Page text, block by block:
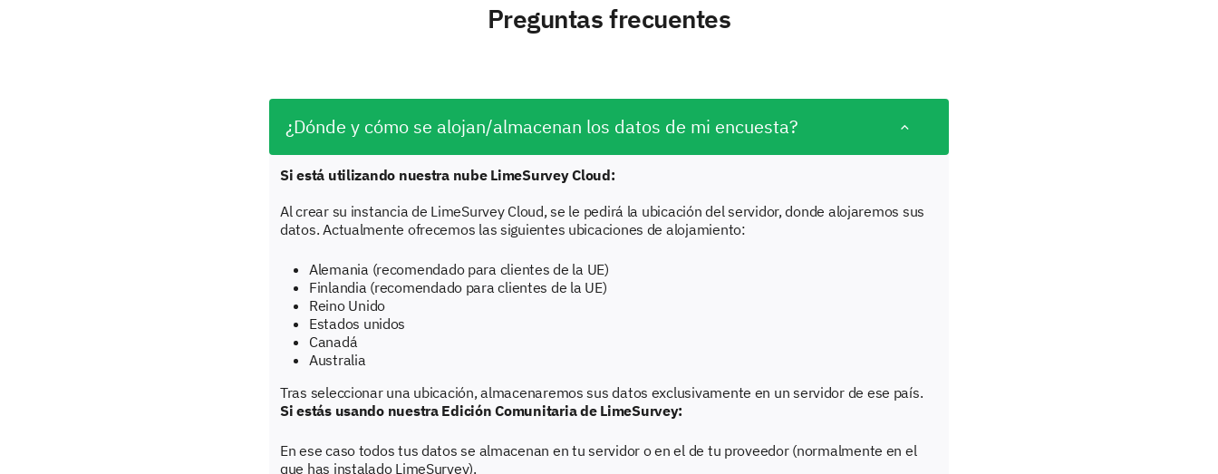
Preguntas frecuentes
¿Dónde y cómo se alojan/almacenan los datos de mi encuesta?
Si está utilizando nuestra nube LimeSurvey Cloud:
Al crear su instancia de LimeSurvey Cloud, se le pedirá la ubicación del servidor, donde alojaremos sus
datos. Actualmente ofrecemos las siguientes ubicaciones de alojamiento:
Alemania (recomendado para clientes de la UE)
Finlandia (recomendado para clientes de la UE)
Reino Unido
Estados unidos
Canadá
Australia
Tras seleccionar una ubicación, almacenaremos sus datos exclusivamente en un servidor de ese país.
Si estás usando nuestra Edición Comunitaria de LimeSurvey:
En ese caso todos tus datos se almacenan en tu servidor o en el de tu proveedor (normalmente en el
que has instalado LimeSurvey).